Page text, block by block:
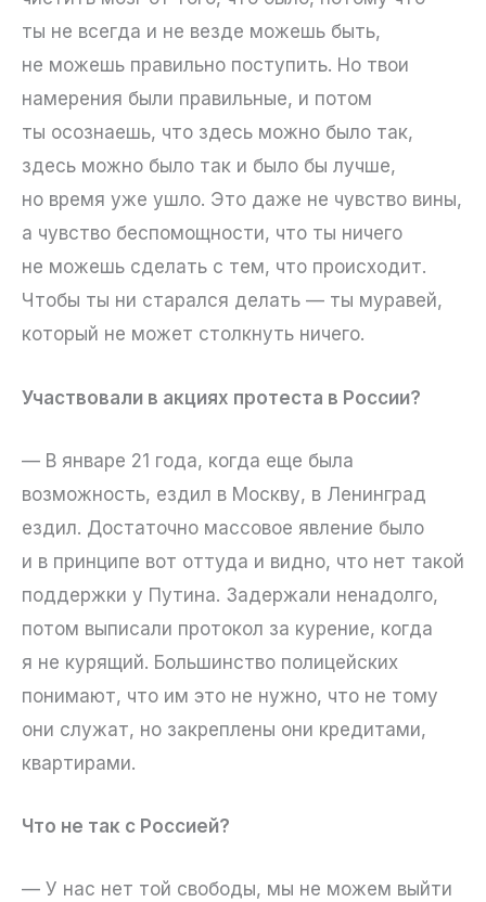
ты не всегда и не везде можешь быть,
не можешь правильно поступить. Но твои
намерения были правильные, и потом
ты осознаешь, что здесь можно было так,
здесь можно было так и было бы лучше,
но время уже ушло. Это даже не чувство вины,
а чувство беспомощности, что ты ничего
не можешь сделать с тем, что происходит.
Чтобы ты ни старался делать — ты муравей,
который не может столкнуть ничего.
Участвовали в акциях протеста в России?
— В январе 21 года, когда еще была
возможность, ездил в Москву, в Ленинград
ездил. Достаточно массовое явление было
и в принципе вот оттуда и видно, что нет такой
поддержки у Путина. Задержали ненадолго,
потом выписали протокол за курение, когда
я не курящий. Большинство полицейских
понимают, что им это не нужно, что не тому
они служат, но закреплены они кредитами,
квартирами.
Что не так с Россией?
— У нас нет той свободы, мы не можем выйти